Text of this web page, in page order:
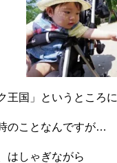
王国」というところに
のことなんですが…
はしゃぎながら